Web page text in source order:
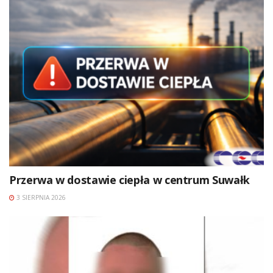
Przerwa w dostawie ciepła w centrum Suwałk
3 SIERPNIA 2026